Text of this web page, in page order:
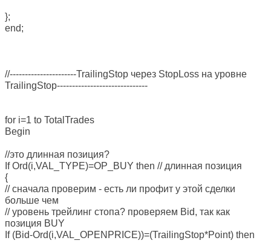
};
end;
//----------------------TrailingStop через StopLoss на уровне
TrailingStop------------------------------
for i=1 to TotalTrades
Begin
//это длинная позиция?
If Ord(i,VAL_TYPE)=OP_BUY then // длинная позиция
{
// сначала проверим - есть ли профит у этой сделки
больше чем
// уровень трейлинг стопа? проверяем Bid, так как
позиция BUY
If (Bid-Ord(i,VAL_OPENPRICE))=(TrailingStop*Point) then